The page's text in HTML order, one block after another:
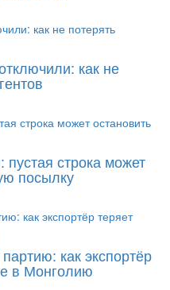
как не
строка может
посылку
как экспортёр
в Монголию